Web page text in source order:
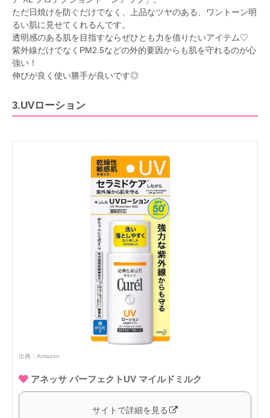
ただ日焼けを防ぐだけでなく、上品なツヤのある、ワントーン明
るい肌に見せてくれるんです。
透明感のある肌を目指すならぜひとも力を借りたいアイテム♡
紫外線だけでなくPM2.5などの外的要因からも肌を守れるのが心
強い！
伸びが良く使い勝手が良いです◎
3.UVローション
出典： Amazon
アネッサ パーフェクトUV マイルドミルク
サイトで詳細を見る